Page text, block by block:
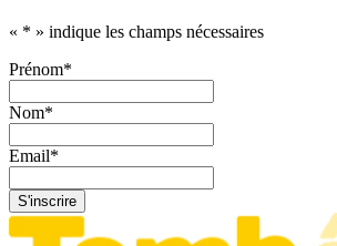
« * » indique les champs nécessaires
Prénom*
Nom*
Email*
S'inscrire